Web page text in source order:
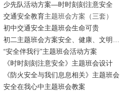
少先队活动方案—时时刻刻注意安全
交通安全教育主题班会方案（三套）
初中交通安全主题班会生命可贵
初二主题班会方案安全、健康、文明，青少年的绿色网络
“安全伴我行”主题班会活动方案
《时时刻刻注意安全》主题班会设计
《防火安全与我们息息相关》主题班会
安全在我心中主题班会教案